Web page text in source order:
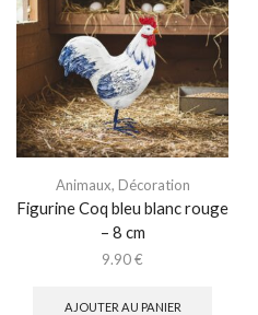
Animaux, Décoration
Figurine Coq bleu blanc rouge
– 8 cm
9.90€
AJOUTER AU PANIER